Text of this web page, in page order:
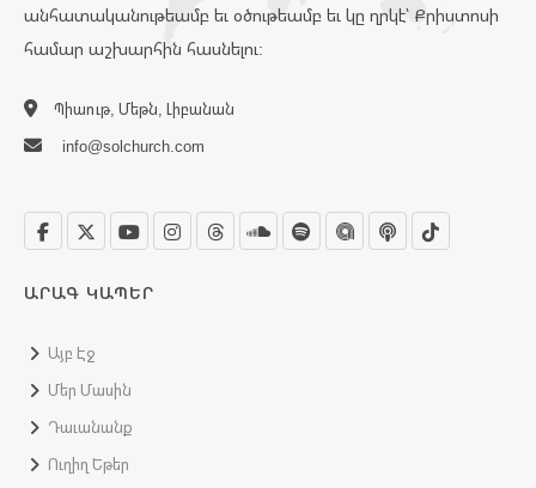
անհատականութեամբ եւ օծութեամբ եւ կը ղրկէ՝ Քրիստոսի
համար աշխարհին հասնելու:
Պիաութ, Մեթն, Լիբանան
info@solchurch.com
ԱՐԱԳ ԿԱՊԵՐ
Այբ Էջ
Մեր Մասին
Դաւանանք
Ուղիղ Եթեր